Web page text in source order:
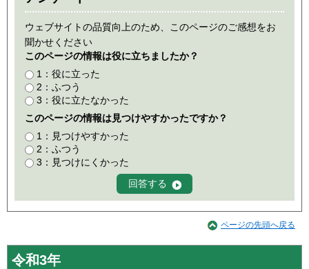
ウェブサイトの品質向上のため、このページのご感想をお
聞かせください
このページの情報は役に立ちましたか？
1：役に立った
2：ふつう
3：役に立たなかった
このページの情報は見つけやすかったですか？
1：見つけやすかった
2：ふつう
3：見つけにくかった
ページの先頭へ戻る
令和3年